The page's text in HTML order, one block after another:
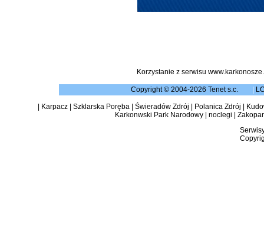
Korzystanie z serwisu
Copyright © 2004-2026 Tenet s.c.
Karpacz| Szklarska Poręba| Świeradów Zdrój Polanica Zdrój
Karkonwski Park Narodowy| noclegi